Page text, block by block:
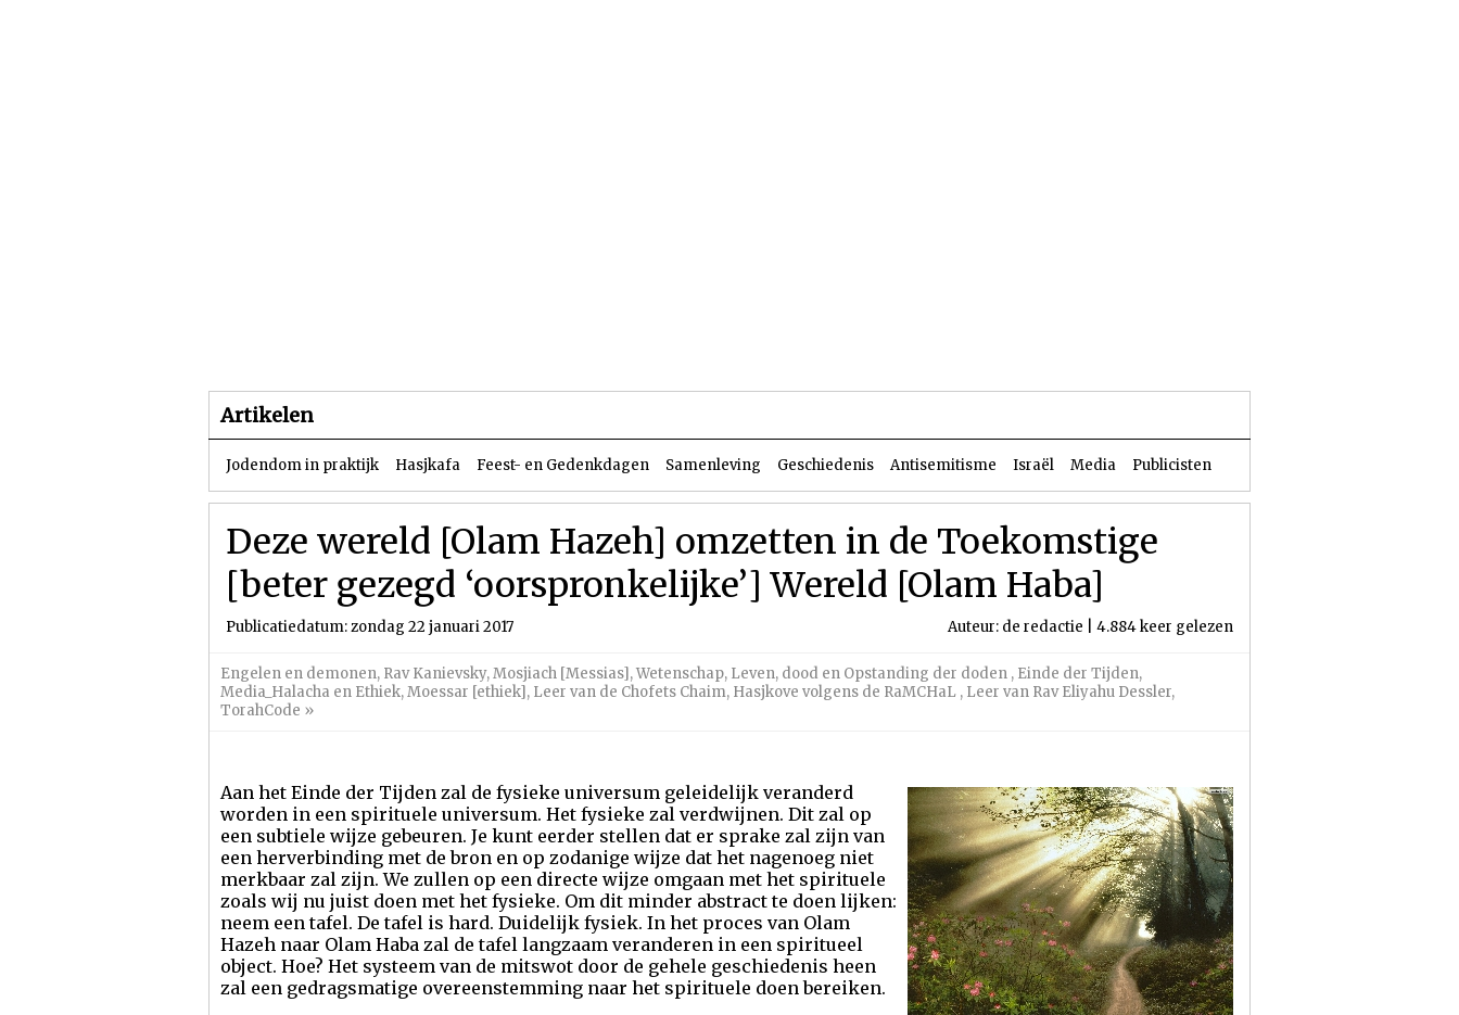
Artikelen
Jodendom in praktijk Hasjkafa Feest- en Gedenkdagen Samenleving Geschiedenis Antisemitisme Israël Media Publicisten
Deze wereld [Olam Hazeh] omzetten in de Toekomstige
[beter gezegd ‘oorspronkelijke’] Wereld [Olam Haba]
Publicatiedatum: zondag 22 januari 2017 Auteur: de redactie | 4.884 keer gelezen
Engelen en demonen, Rav Kanievsky,Mosjiach [Messias],Wetenschap, Leven, dood en Opstanding der doden , Einde der Tijden,
Media_Halacha en Ethiek,Moessar [ethiek], Leer van de Chofets Chaim, Hasjkove volgens de RaMCHaL , Leer van Rav Eliyahu Dessler,
TorahCode »
Aan het Einde der Tijden zal de fysieke universum geleidelijk veranderd
worden in een spirituele universum. Het fysieke zal verdwijnen. Dit zal op
een subtiele wijze gebeuren. Je kunt eerder stellen dat er sprake zal zijn van
een herverbinding met de bron en op zodanige wijze dat het nagenoeg niet
merkbaar zal zijn. We zullen op een directe wijze omgaan met het spirituele
zoals wij nu juist doen met het fysieke. Om dit minder abstract te doen lijken:
neem een tafel. De tafel is hard. Duidelijk fysiek. In het proces van Olam
Hazeh naar Olam Haba zal de tafel langzaam veranderen in een spiritueel
object. Hoe? Het systeem van de mitswot door de gehele geschiedenis heen
zal een gedragsmatige overeenstemming naar het spirituele doen bereiken.